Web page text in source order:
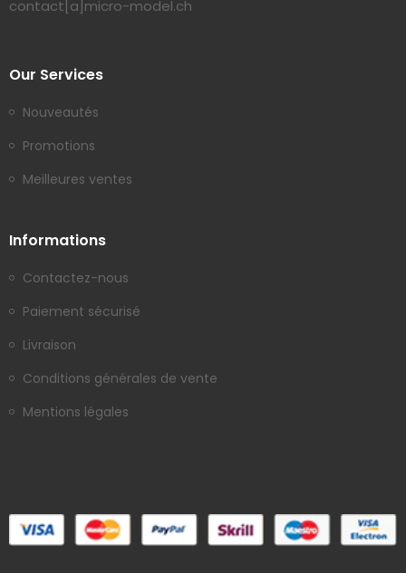
contact[a]micro-model.ch
Our Services
Nouveautés
Promotions
Meilleures ventes
Informations
Contactez-nous
Paiement sécurisé
Livraison
Conditions générales de vente
Mentions légales